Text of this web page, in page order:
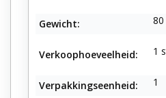
Gewicht:
Verkoophoeveelheid: 1
Verpakkingseenheid: 1